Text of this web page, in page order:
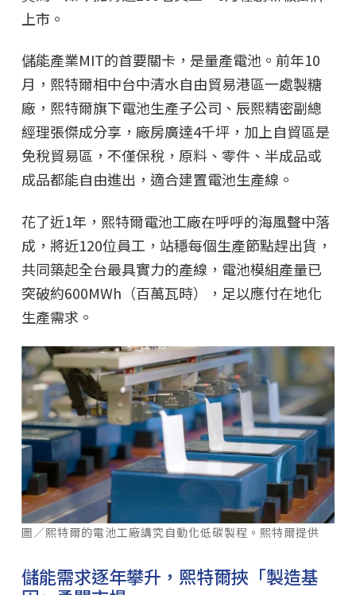
上市。
儲能產業MIT的首要關卡，是量產電池。前年10
月，熙特爾相中台中清水自由貿易港區一處製糖
廠，熙特爾旗下電池生產子公司、辰熙精密副總
經理張傑成分享，廠房廣達4千坪，加上自貿區是
免稅貿易區，不僅保稅，原料、零件、半成品或
成品都能自由進出，適合建置電池生產線。
花了近1年，熙特爾電池工廠在呼呼的海風聲中落
成，將近120位員工，站穩每個生產節點趕出貨，
共同築起全台最具實力的產線，電池模組產量已
突破約600MWh（百萬瓦時），足以應付在地化
生產需求。
圖／熙特爾的電池工廠講究自動化低碳製程。熙特爾提供
儲能需求逐年攀升，熙特爾挾「製造基